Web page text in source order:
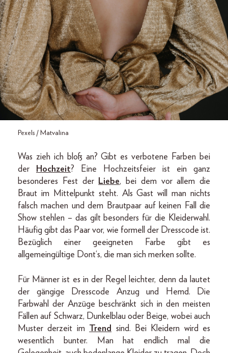
Pexels / Matvalina
Was zieh ich bloß an? Gibt es verbotene Farben bei
der
Hochzeit? Eine Hochzeitsfeier ist ein ganz
besonderes Fest der
Liebe, bei dem vor allem die
Braut im Mittelpunkt steht. Als Gast will man nichts
falsch machen und dem Brautpaar auf keinen Fall die
Show stehlen – das gilt besonders für die Kleiderwahl.
Häufig gibt das Paar vor, wie formell der Dresscode ist.
Bezüglich einer geeigneten Farbe gibt es
allgemeingültige Dont‘s, die man sich merken sollte.
Für Männer ist es in der Regel leichter, denn da lautet
der gängige Dresscode Anzug und Hemd. Die
Farbwahl der Anzüge beschränkt sich in den meisten
Fällen auf Schwarz, Dunkelblau oder Beige, wobei auch
Muster derzeit im Trend
sind. Bei Kleidern wird es
wesentlich bunter. Man hat endlich mal die